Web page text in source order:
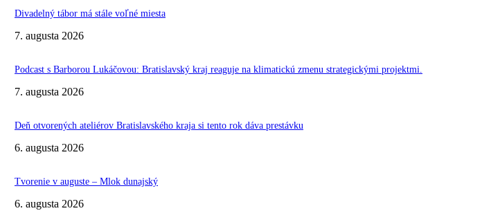
Divadelný tábor má stále voľné miesta
7. augusta 2026
Podcast s Barborou Lukáčovou: Bratislavský kraj reaguje na klimatickú zmenu strategickými projektmi.
7. augusta 2026
Deň otvorených ateliérov Bratislavského kraja si tento rok dáva prestávku
6. augusta 2026
Tvorenie v auguste – Mlok dunajský
6. augusta 2026